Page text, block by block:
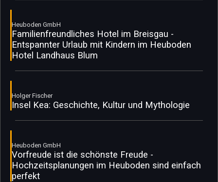
Heuboden GmbH
Familienfreundliches Hotel im Breisgau -
Entspannter Urlaub mit Kindern im Heuboden
Hotel Landhaus Blum
Holger Fischer
Insel Kea: Geschichte, Kultur und Mythologie
Heuboden GmbH
Vorfreude ist die schönste Freude -
Hochzeitsplanungen im Heuboden sind einfach
perfekt